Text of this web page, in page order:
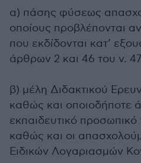
α) πάσης φύσεως
οποίους προβλέπονται
που εκδίδονται κατ’
άρθρων 2 και 46 του ν.
β) μέλη Διδακτικού
καθώς και οποιοδήποτε
εκπαιδευτικό προσωπικό
καθώς και οι
Ειδικών Λογαριασμών